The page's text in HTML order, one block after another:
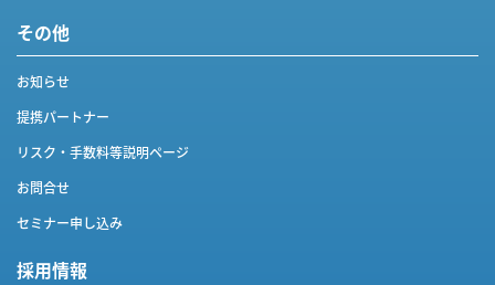
その他
お知らせ
提携パートナー
リスク・手数料等説明ページ
お問合せ
セミナー申し込み
採用情報